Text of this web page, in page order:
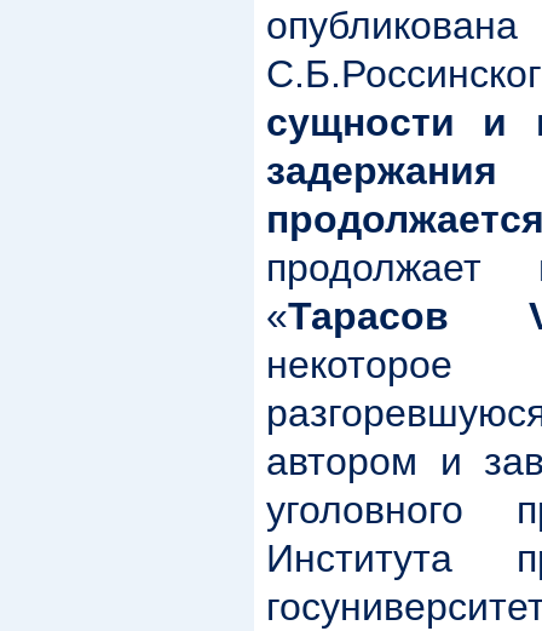
сущности и
продолжает
«Тарасов
автором и
уголовного
Института